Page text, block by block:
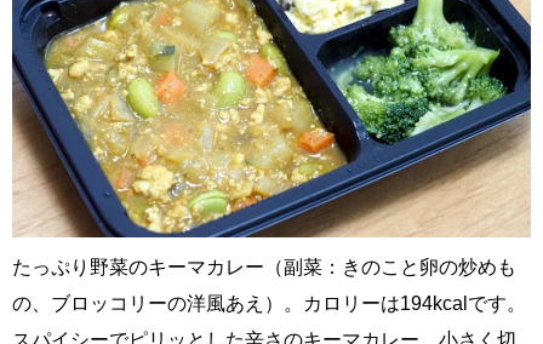
たっぷり野菜のキーマカレー（副菜：きのこと卵の炒めも
の、ブロッコリーの洋風あえ）。カロリーは194kcalです。